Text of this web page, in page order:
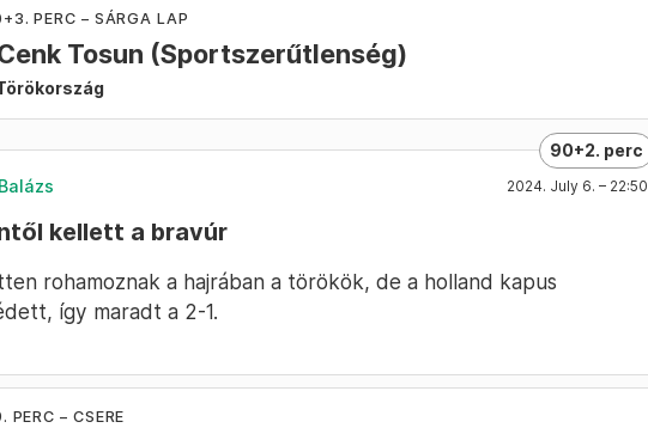
+3 . PERC – SÁRGA LAP
Tosun (Sportszerűtlenség)
Törökország
90+2. perc
2024. July 6. – 22:50
kellett a bravúr
rohamoznak a hajrában a törökök, de a holland kapus
így maradt a 2-1.
. PERC – CSERE